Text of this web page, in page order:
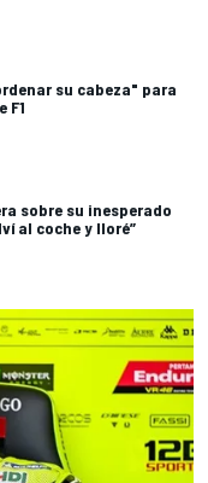
su cabeza" para
F1
sobre su inesperado
al coche y lloré”